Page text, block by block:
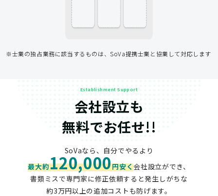
※士業の独占業務に該当するものは、SoVa提携士業と協業して対応します
Establishment Support
会社設立も
無料でお任せ!!
SoVaなら、自分でやるより
最大約120,000円安く会社設立ができ、
書類ミスで専門家に修正依頼すると発生しがちな
約3万円以上の追加コストも防げます。